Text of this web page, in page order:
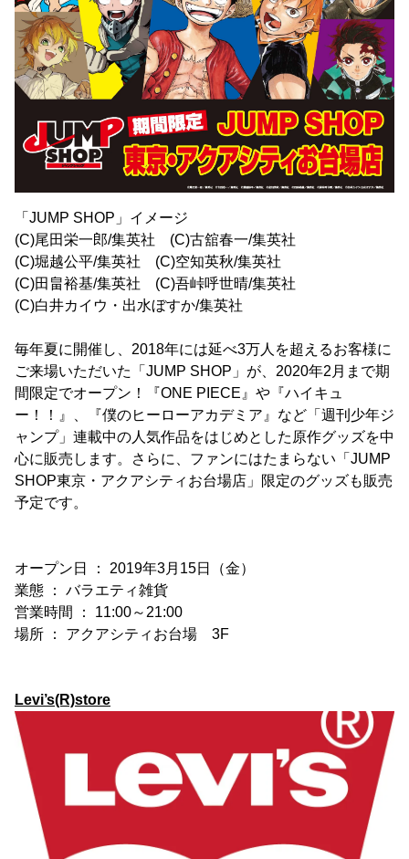
「JUMP SHOP」イメージ
(C)尾田栄一郎/集英社 (C)古舘春一/集英社
(C)堀越公平/集英社 (C)空知英秋/集英社
(C)田畠裕基/集英社 (C)吾峠呼世晴/集英社
(C)白井カイウ・出水ぼすか/集英社
毎年夏に開催し、2018年には延べ3万人を超えるお客様に
ご来場いただいた「JUMP SHOP」が、2020年2月まで期
間限定でオープン！『ONE PIECE』や『ハイキュ
ー！！』、『僕のヒーローアカデミア』など「週刊少年ジ
ャンプ」連載中の人気作品をはじめとした原作グッズを中
心に販売します。さらに、ファンにはたまらない「JUMP
SHOP東京・アクアシティお台場店」限定のグッズも販売
予定です。
オープン日 ： 2019年3月15日（金）
業態 ： バラエティ雑貨
営業時間 ： 11:00～21:00
場所 ： アクアシティお台場 3F
Levi’s(R)store